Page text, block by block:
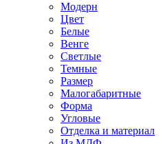
Модерн
Цвет
Белые
Венге
Светлые
Темные
Размер
Малогабаритные
Форма
Угловые
Отделка и материал